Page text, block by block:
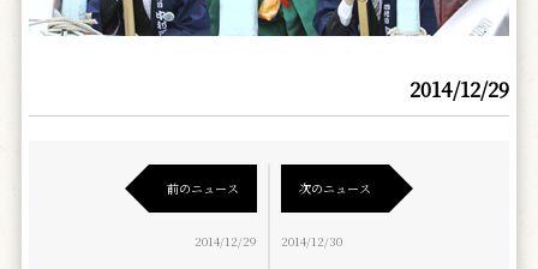
2014/12/29
前のニュース
2014/12/29
次のニュース
2014/12/30